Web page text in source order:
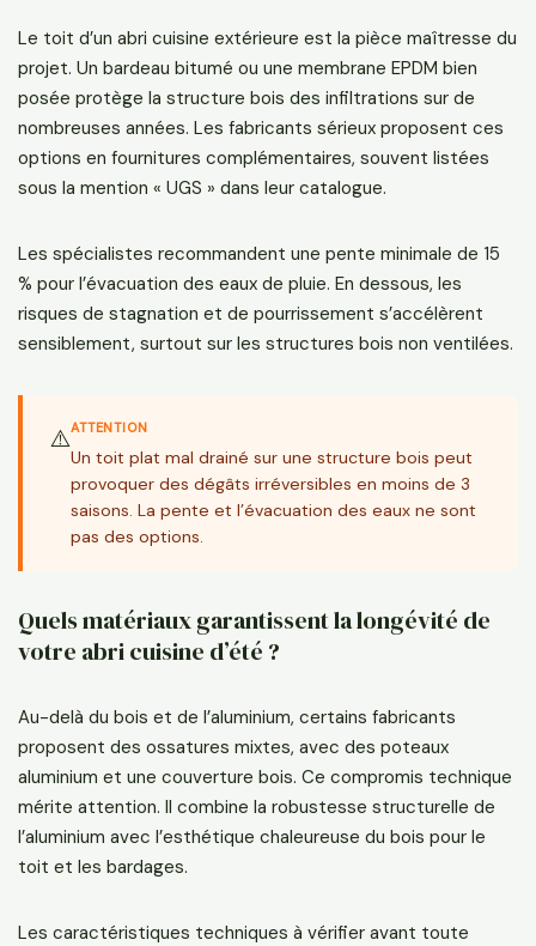
Le toit d’un abri cuisine extérieure est la pièce maîtresse du
projet. Un bardeau bitumé ou une membrane EPDM bien
posée protège la structure bois des infiltrations sur de
nombreuses années. Les fabricants sérieux proposent ces
options en fournitures complémentaires, souvent listées
sous la mention « UGS » dans leur catalogue.
Les spécialistes recommandent une pente minimale de 15
% pour l’évacuation des eaux de pluie. En dessous, les
risques de stagnation et de pourrissement s’accélèrent
sensiblement, surtout sur les structures bois non ventilées.
⚠️ATTENTION
Un toit plat mal drainé sur une structure bois peut
provoquer des dégâts irréversibles en moins de 3
saisons. La pente et l’évacuation des eaux ne sont
pas des options.
Quels matériaux garantissent la longévité de
votre abri cuisine d’été ?
Au-delà du bois et de l’aluminium, certains fabricants
proposent des ossatures mixtes, avec des poteaux
aluminium et une couverture bois. Ce compromis technique
mérite attention. Il combine la robustesse structurelle de
l’aluminium avec l’esthétique chaleureuse du bois pour le
toit et les bardages.
Les caractéristiques techniques à vérifier avant toute